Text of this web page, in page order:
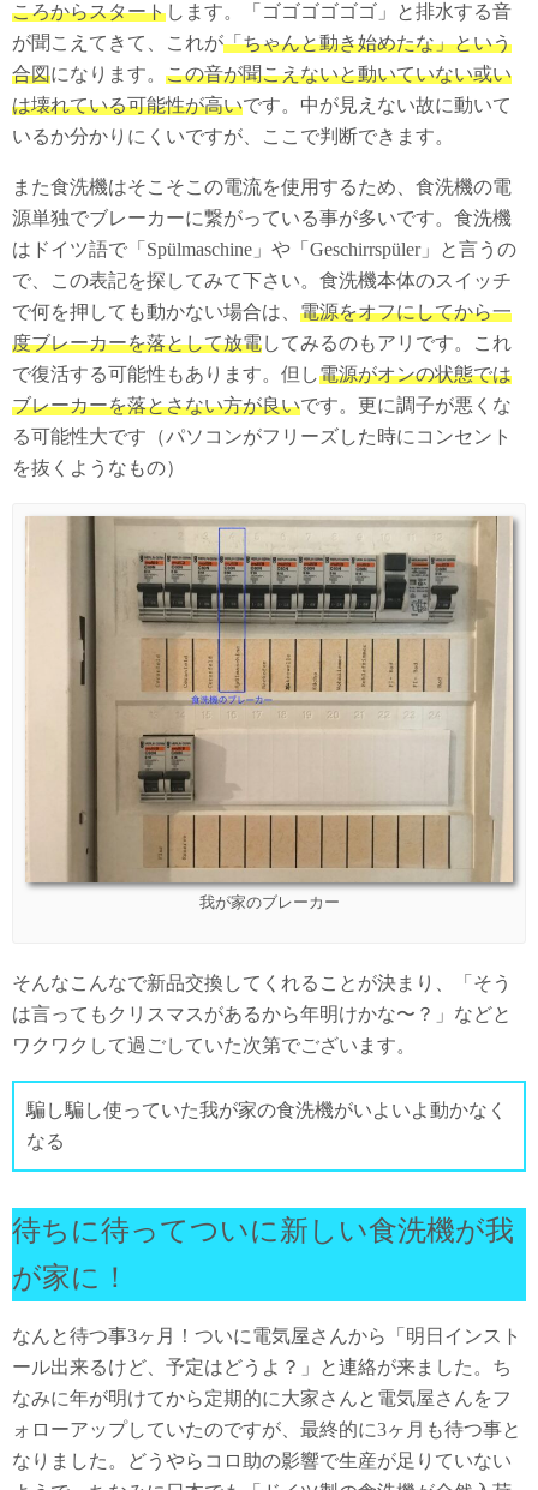
ころからスタートします。「ゴゴゴゴゴゴ」と排水する音
が聞こえてきて、これが「ちゃんと動き始めたな」という
合図になります。 この音が聞こえないと動いていない或い
は壊れている可能性が高いです。中が見えない故に動いて
いるか分かりにくいですが、ここで判断できます。
また食洗機はそこそこの電流を使用するため、食洗機の電
源単独でブレーカーに繋がっている事が多いです。食洗機
はドイツ語で「Spülmaschine」や「Geschirrspüler」と言うの
で、この表記を探してみて下さい。食洗機本体のスイッチ
で何を押しても動かない場合は、 電源をオフにしてから一
度ブレーカーを落として放電してみるのもアリです。これ
で復活する可能性もあります。但し電源がオンの状態では
ブレーカーを落とさない方が良いです。更に調子が悪くな
る可能性大です（パソコンがフリーズした時にコンセント
を抜くようなもの）
我が家のブレーカー
そんなこんなで新品交換してくれることが決まり、「そう
は言ってもクリスマスがあるから年明けかな〜？」などと
ワクワクして過ごしていた次第でございます。
騙し騙し使っていた我が家の食洗機がいよいよ動かなく
なる
待ちに待ってついに新しい食洗機が我
が家に！
なんと待つ事3ヶ月！ついに電気屋さんから「明日インスト
ール出来るけど、予定はどうよ？」と連絡が来ました。ち
なみに年が明けてから定期的に大家さんと電気屋さんをフ
ォローアップしていたのですが、最終的に3ヶ月も待つ事と
なりました。どうやらコロ助の影響で生産が足りていない